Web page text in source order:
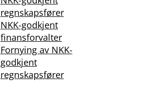
regnskapsfører
NKK-godkjent
finansforvalter
Fornying av NKK-
godkjent
regnskapsfører